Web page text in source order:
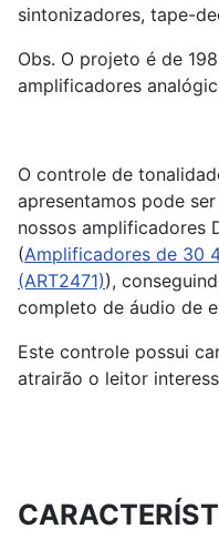
sintonizadores, tape-
Obs. O projeto é de
amplificadores
O controle de
apresentamos pode
nossos amplificadores
(Amplificadores de 30
(ART2471)),
completo de áudio de
Este controle possui
atrairão o leitor